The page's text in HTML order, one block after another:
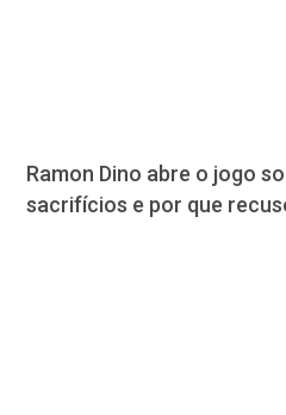
Ramon Dino abre o jogo
sacrifícios e por que